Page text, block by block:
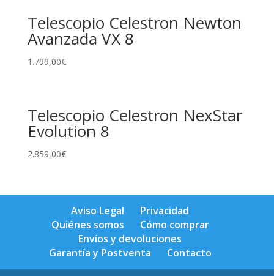
Telescopio Celestron Newton
Avanzada VX 8
1.799,00€
Telescopio Celestron NexStar
Evolution 8
2.859,00€
Aviso Legal
Privacidad
Quiénes somos
Cómo comprar
Envíos y devoluciones
Garantía y Postventa
Contacto